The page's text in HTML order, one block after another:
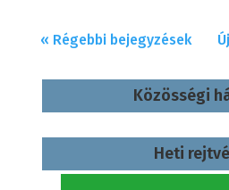
« Régebbi bejegyzések
Közösségi
Heti